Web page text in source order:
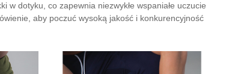
w dotyku, co zapewnia niezwykłe wspaniałe uczucie
aby poczuć wysoką jakość i konkurencyjność